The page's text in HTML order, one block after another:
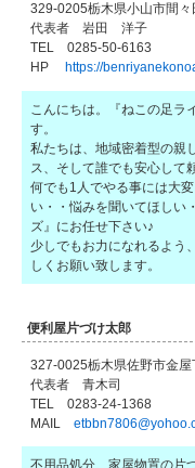
329-0205栃木県小山市間
代表者 岩田 洋子
TEL 0285-50-6163
HP https://
こんにちは。『ねこの足ラ
す。
私たちは、地域密着型の親
ス、そして誰でも安心して
何でも1人でやる事には大
い・・悩みを聞いてほしい
ズ』にお任せ下さい♪
少しでもお力になれるよう
しくお願い致します。
便利屋片づけ太郎
327-0025栃木県佐野市金屋
代表者 青木司
TEL 0283-24-1368
MAIL
不用品処分、家屋物置の片